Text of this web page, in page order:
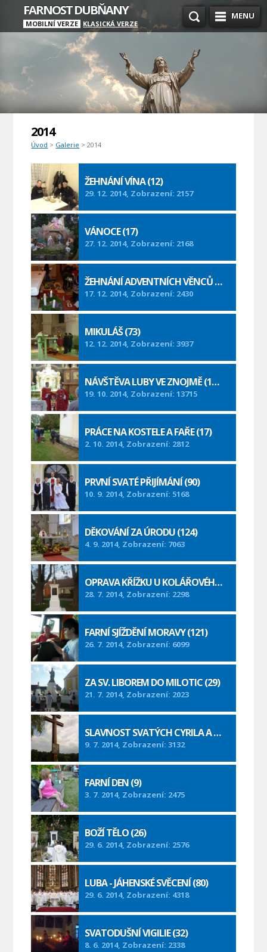
MENU
FARNOST DUBŇANY
MOBILNÍ VERZE KLASICKÁ VERZE
2014
Úvod > Galerie > 2014
ŽEHNÁNÍ VÍNA (12)
29. 12. 2014, Zobrazení: 2157
VÁNOCE (17)
27. 12. 2014, Zobrazení: 2168
ŽEHNÁNÍ ADVENTNÍCH VĚNCŮ (19)
17. 12. 2014, Zobrazení: 2430
MIKULÁŠ (73)
12. 12. 2014, Zobrazení: 3937
NÁVŠTĚVA LUBY VE ZNOJMĚ (163)
19. 10. 2014, Zobrazení: 13715
PRÁCE NA KOSTELE A FAŘE (17)
2. 10. 2014, Zobrazení: 2812
PRVNÍ SVATÉ PŘIJÍMÁNÍ (90)
10. 9. 2014, Zobrazení: 5168
DĚKOVÁNÍ ZA ÚRODU (124)
4. 9. 2014, Zobrazení: 7063
OPRAVA KŘÍŽKU U KOLÁŘOVÉHO (32)
28. 7. 2014, Zobrazení: 2298
FARNÍ SJÍŽDĚNÍ MORAVY (121)
26. 7. 2014, Zobrazení: 6099
ZA SV. LIBOREM DO MILOTIC (29)
21. 7. 2014, Zobrazení: 2023
SLAVNOST SVATÝCH CYRILA A METODĚJE (57)
9. 7. 2014, Zobrazení: 3132
FARNÍ DEN (9)
3. 7. 2014, Zobrazení: 2475
BOŽÍ TĚLO (26)
29. 6. 2014, Zobrazení: 2576
LUBA - JÁHENSKÉ SVĚCENÍ (80)
29. 6. 2014, Zobrazení: 4318
SVATODUŠNÍ VIGILIE (32)
8. 6. 2014, Zobrazení: 2338